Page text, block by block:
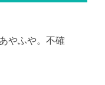
やふや。不確